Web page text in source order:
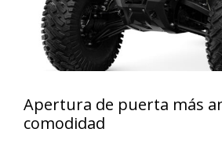
Apertura de puerta más
comodidad